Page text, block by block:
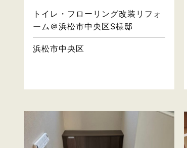
トイレ・フローリング改装リフォ
ーム＠浜松市中央区S様邸
浜松市中央区